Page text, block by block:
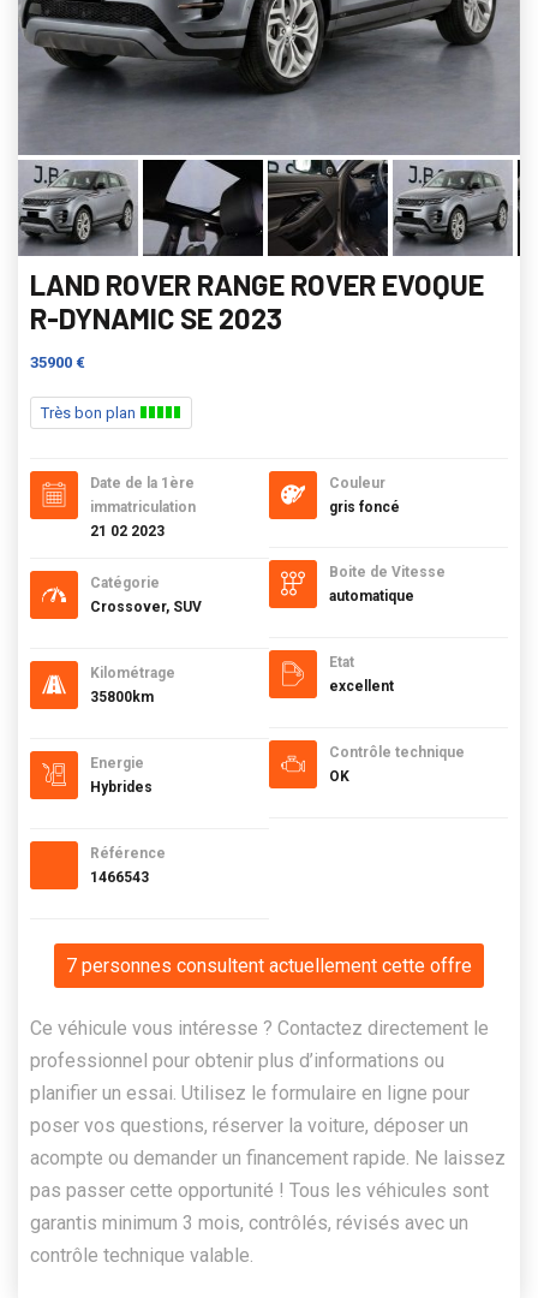
LAND ROVER RANGE ROVER EVOQUE
R-DYNAMIC SE 2023
35900 €
Très bon plan
Date de la 1ère
immatriculation
21 02 2023
Catégorie
Crossover, SUV
Kilométrage
35800km
Energie
Hybrides
Référence
1466543
Couleur
gris foncé
Boite de Vitesse
automatique
Etat
excellent
Contrôle technique
OK
7 personnes consultent actuellement cette offre
Ce véhicule vous intéresse ? Contactez directement le
professionnel pour obtenir plus d’informations ou
planifier un essai. Utilisez le formulaire en ligne pour
poser vos questions, réserver la voiture, déposer un
acompte ou demander un financement rapide. Ne laissez
pas passer cette opportunité ! Tous les véhicules sont
garantis minimum 3 mois, contrôlés, révisés avec un
contrôle technique valable.